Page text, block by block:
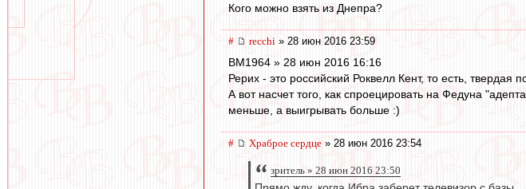
Кого можно взять из Днепра?
# recchi » 28 июн 2016 23:59
BM1964 » 28 июн 2016 16:16
Рерих - это российский Роквелл Кент, то есть, твердая
А вот насчет того, как спроецировать на Федуна
меньше, а выигрывать больше :)
# Храброе сердце » 28 июн 2016 23:54
зpитель » 28 июн 2016 23:50